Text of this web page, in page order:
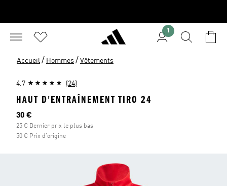
1
Accueil / Hommes / Vêtements
4.7 (24)
HAUT D'ENTRAÎNEMENT TIRO 24
Prix actuel
30 €
25 € Dernier prix le plus bas
50 € Prix d'origine